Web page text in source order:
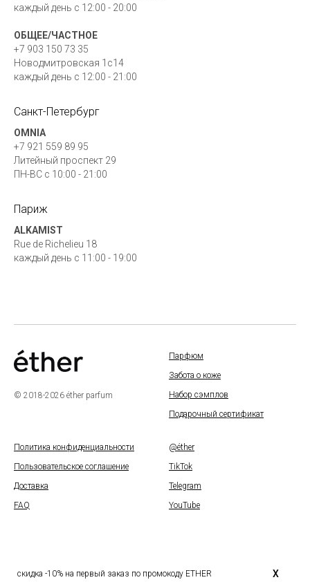
каждый день с 12:00 - 20:00
ОБЩЕЕ/ЧАСТНОЕ
+7 903 150 73 35
Новодмитровская 1с14
каждый день c 12:00 - 21:00
Cанкт-Петербург
OMNIA
+7 921 559 89 95
Литейный проспект 29
ПН-ВС c 10:00 - 21:00
Париж
ALKAMIST
Rue de Richelieu 18
каждый день с 11:00 - 19:00
© 2018-2026 éther parfum
Парфюм
Забота о коже
Набор сэмплов
Подарочный сертификат
Политика конфиденциальности
Пользовательское соглашение
Доставка
FAQ
@éther
TikTok
Telegram
YouTube
cкидка -10% на первый заказ по промокоду ETHER X